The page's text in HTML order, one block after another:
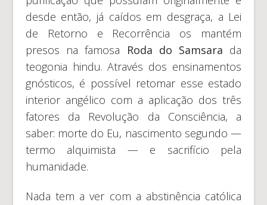
desde então, já caídos em desgraça, a Lei
de Retorno e Recorrência os mantém
presos na famosa
Roda do Samsara da
teogonia hindu. Através dos ensinamentos
gnósticos, é possível retomar esse estado
interior angélico com a aplicação dos três
fatores da Revolução da Consciência, a
saber: morte do Eu, nascimento segundo —
termo alquimista — e sacrifício pela
humanidade.
Nada tem a ver com a abstinência católica